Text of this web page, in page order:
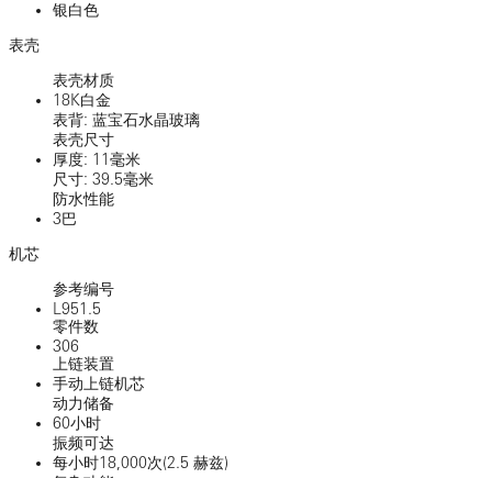
银白色
表壳
表壳材质
18K白金
表背: 蓝宝石水晶玻璃
表壳尺寸
厚度: 11毫米
尺寸: 39.5毫米
防水性能
3巴
机芯
参考编号
L951.5
零件数
306
上链装置
手动上链机芯
动力储备
60小时
振频可达
每小时18,000次(2.5 赫兹)